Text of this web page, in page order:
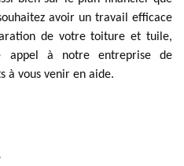
avoir un travail efficace
de votre toiture et tuile,
appel à notre entreprise de
à vous venir en aide.